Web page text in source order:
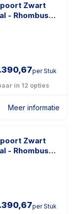
Zwart
- Rhombus
per Stuk
in 12 opties
Meer informatie
Zwart
- Rhombus
per Stuk